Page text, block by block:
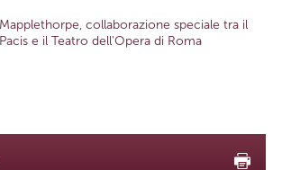
collaborazione speciale tra il
e il Teatro dell'Opera di Roma